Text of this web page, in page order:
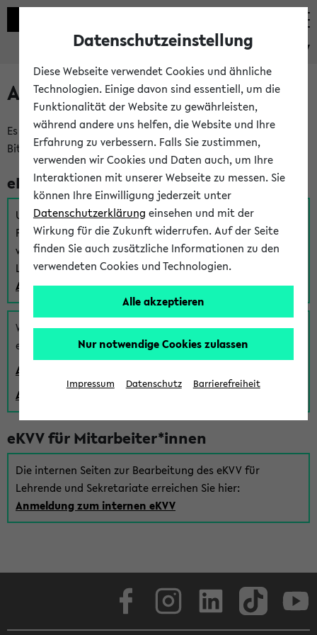
eKVV
Anmeldung am eKVV
Es gibt mehrere Möglichkeiten zur Anmeldung am eKVV.
Bitte wählen Sie die für Sie richtige aus:
eKVV für Studierende
Um sich einen Stundenplan zu erstellen und alle weiteren
Funktionen des eKVVs für Studierende zu nutzen,
verwenden Sie diesen Link zur Anmeldung über Ihr Uni
Login:
Anmeldung zum eKVV der Studierenden
Wenn Sie (noch) kein Uni Login haben, können Sie das
eKVV auch über einen Gastzugang verwenden:
Anmeldung über einen vorhandenen Gastzugang
Anlegen eines neuen Gastzugangs
eKVV für Mitarbeiter*innen
Die internen Seiten zur Bearbeitung des eKVV für
Lehrende und Sekretariate erreichen Sie hier:
Anmeldung zum internen eKVV
Datenschutzeinstellung
Diese Webseite verwendet Cookies und ähnliche
Technologien. Einige davon sind essentiell, um die
Funktionalität der Website zu gewährleisten,
während andere uns helfen, die Website und Ihre
Erfahrung zu verbessern. Falls Sie zustimmen,
verwenden wir Cookies und Daten auch, um Ihre
Interaktionen mit unserer Webseite zu messen. Sie
können Ihre Einwilligung jederzeit unter
Datenschutzerklärung einsehen und mit der
Wirkung für die Zukunft widerrufen. Auf der Seite
finden Sie auch zusätzliche Informationen zu den
verwendeten Cookies und Technologien.
Alle akzeptieren
Nur notwendige Cookies zulassen
Impressum Datenschutz Barrierefreiheit